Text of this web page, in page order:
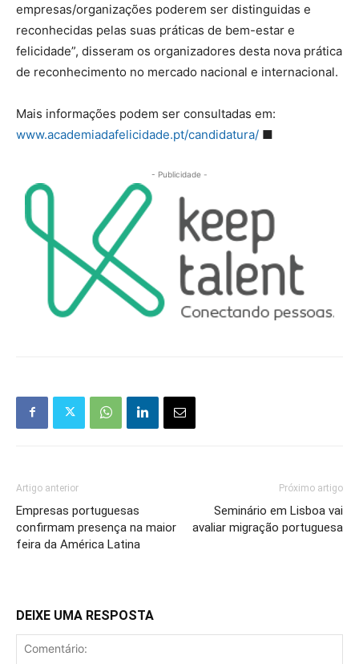
empresas/organizações poderem ser distinguidas e
reconhecidas pelas suas práticas de bem-estar e
felicidade”, disseram os organizadores desta nova prática
de reconhecimento no mercado nacional e internacional.
Mais informações podem ser consultadas em:
www.academiadafelicidade.pt/candidatura/ ■
- Publicidade -
Artigo anterior
Empresas portuguesas
confirmam presença na maior
feira da América Latina
Próximo artigo
Seminário em Lisboa vai
avaliar migração portuguesa
DEIXE UMA RESPOSTA